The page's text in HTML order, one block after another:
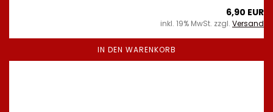
6,90 EUR
inkl. 19% MwSt. zzgl. Versand
IN DEN WARENKORB